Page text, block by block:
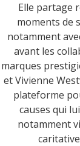
Elle partage
moments de
notamment
avant les
marques
et Vivienne
plateforme
causes qui
notamment